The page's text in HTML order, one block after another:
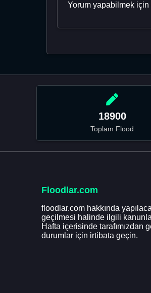
Yorum yapabilmek için
18900
Toplam Flood
Floodlar.com
floodlar.com hakkında
geçilmesi halinde ilgili
Hafta içerisinde tarafımızdan
durumlar için irtibata geçin.